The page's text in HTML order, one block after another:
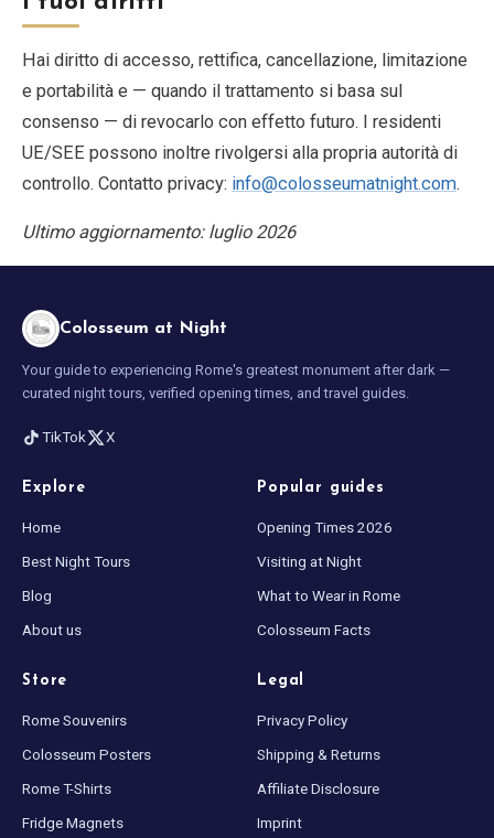
Hai diritto di accesso, rettifica, cancellazione, limitazione
e portabilità e — quando il trattamento si basa sul
consenso — di revocarlo con effetto futuro. I residenti
UE/SEE possono inoltre rivolgersi alla propria autorità di
controllo. Contatto privacy: info@colosseumatnight.com.
Ultimo aggiornamento: luglio 2026
Colosseum at Night
Your guide to experiencing Rome's greatest monument after dark —
curated night tours, verified opening times, and travel guides.
TikTok X
Explore
Home
Best Night Tours
Blog
About us
Popular guides
Opening Times 2026
Visiting at Night
What to Wear in Rome
Colosseum Facts
Store
Rome Souvenirs
Colosseum Posters
Rome T-Shirts
Fridge Magnets
Legal
Privacy Policy
Shipping & Returns
Affiliate Disclosure
Imprint